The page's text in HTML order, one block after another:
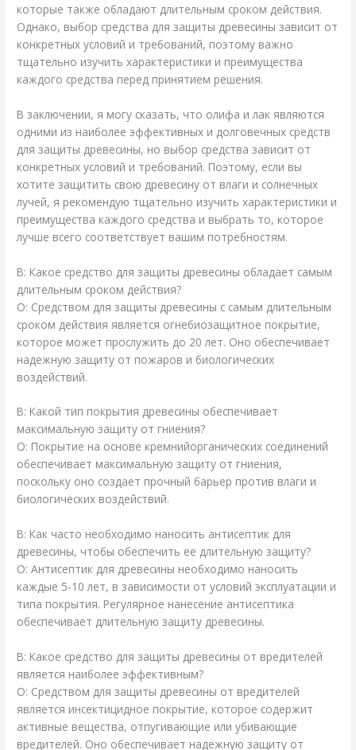
которые также обладают длительным сроком действия.
Однако, выбор средства для защиты древесины зависит от
конкретных условий и требований, поэтому важно
тщательно изучить характеристики и преимущества
каждого средства перед принятием решения.
В заключении, я могу сказать, что олифа и лак являются
одними из наиболее эффективных и долговечных средств
для защиты древесины, но выбор средства зависит от
конкретных условий и требований. Поэтому, если вы
хотите защитить свою древесину от влаги и солнечных
лучей, я рекомендую тщательно изучить характеристики и
преимущества каждого средства и выбрать то, которое
лучше всего соответствует вашим потребностям.
В: Какое средство для защиты древесины обладает самым
длительным сроком действия?
О: Средством для защиты древесины с самым длительным
сроком действия является огнебиозащитное покрытие,
которое может прослужить до 20 лет. Оно обеспечивает
надежную защиту от пожаров и биологических
воздействий.
В: Какой тип покрытия древесины обеспечивает
максимальную защиту от гниения?
О: Покрытие на основе кремнийорганических соединений
обеспечивает максимальную защиту от гниения,
поскольку оно создает прочный барьер против влаги и
биологических воздействий.
В: Как часто необходимо наносить антисептик для
древесины, чтобы обеспечить ее длительную защиту?
О: Антисептик для древесины необходимо наносить
каждые 5-10 лет, в зависимости от условий эксплуатации и
типа покрытия. Регулярное нанесение антисептика
обеспечивает длительную защиту древесины.
В: Какое средство для защиты древесины от вредителей
является наиболее эффективным?
О: Средством для защиты древесины от вредителей
является инсектицидное покрытие, которое содержит
активные вещества, отпугивающие или убивающие
вредителей. Оно обеспечивает надежную защиту от